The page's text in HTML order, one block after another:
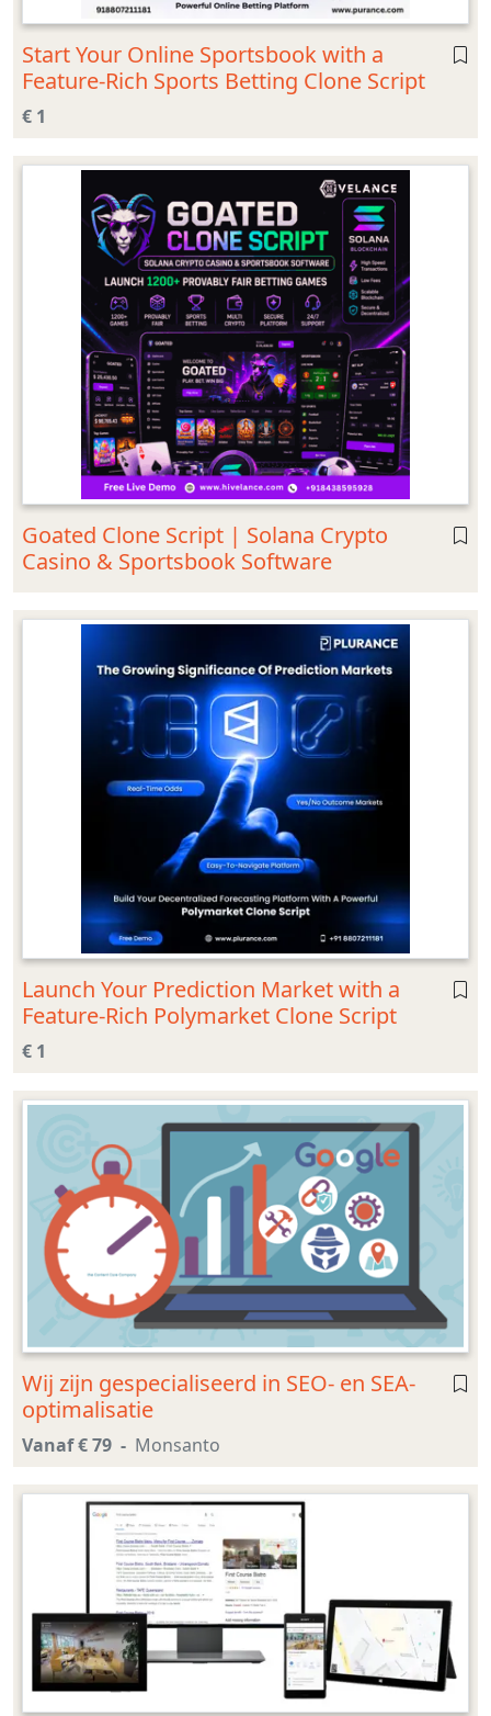
Start Your Online Sportsbook with a
Feature-Rich Sports Betting Clone Script
€ 1
Goated Clone Script | Solana Crypto
Casino & Sportsbook Software
Launch Your Prediction Market with a
Feature-Rich Polymarket Clone Script
€ 1
Wij zijn gespecialiseerd in SEO- en SEA-
optimalisatie
Vanaf € 79 Monsanto